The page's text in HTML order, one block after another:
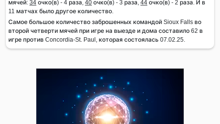
мячей: 34 очко(в) - 4 раза, 40 очко(в) - 3 раза, 44 очко(в) - 2 раза. И в
11 матчах было другое количество.
Самое большое количество заброшенных командой Sioux Falls во
второй четверти мячей при игре на выезде и дома составило 62 в
игре против Concordia-St. Paul, которая состоялась 07.02.25.